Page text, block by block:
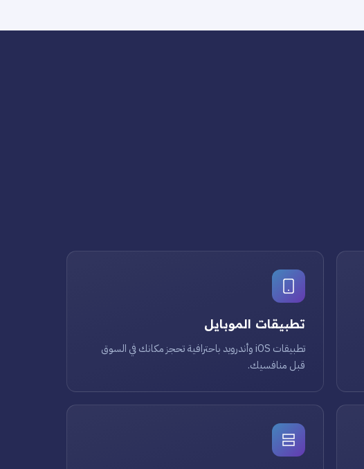
تطبيقات الموبايل
تطبيقات iOS وأندرويد باحترافية تحجز مكانك في السوق
قبل منافسيك.